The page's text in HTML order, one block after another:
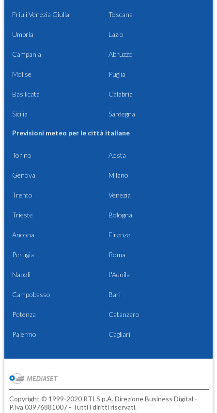
Friuli Venezia Giulia Toscana
Umbria Lazio
Campania Abruzzo
Molise Puglia
Basilicata Calabria
Sicilia Sardegna
Previsioni meteo per le città italiane
Torino Aosta
Genova Milano
Trento Venezia
Trieste Bologna
Ancona Firenze
Perugia Roma
Napoli L'Aquila
Campobasso Bari
Potenza Catanzaro
Palermo Cagliari
Copyright © 1999-2020 RTI S.p.A. Direzione Business Digital -
P.Iva 03976881007 - Tutti i diritti riservati.